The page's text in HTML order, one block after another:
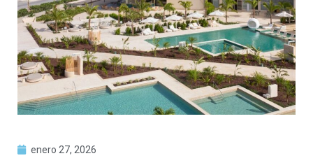
enero 27, 2026